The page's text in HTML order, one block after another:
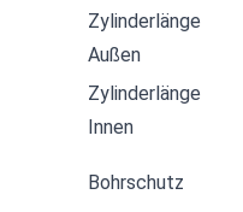
Zylinderlänge
Außen
Zylinderlänge
Innen
Bohrschutz